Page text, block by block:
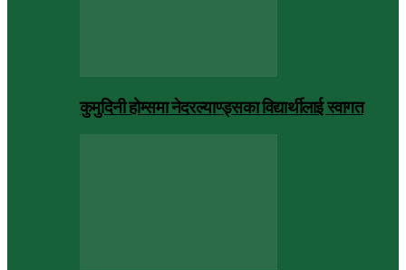
कुमुदिनी होम्समा नेदरल्याण्ड्सका विद्यार्थीलाई स्वागत